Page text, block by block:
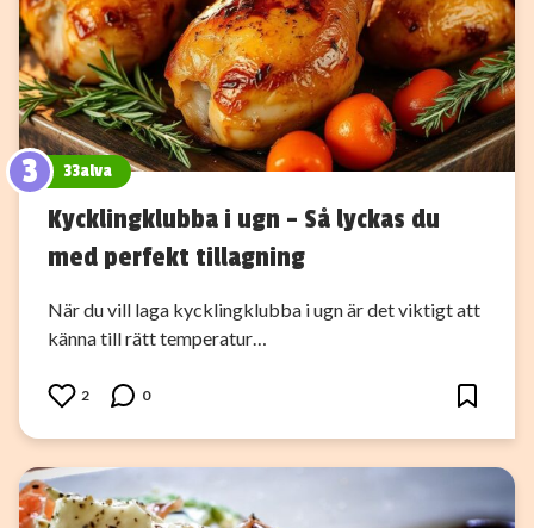
3 33alva
Kycklingklubba i ugn – Så lyckas du
med perfekt tillagning
När du vill laga kycklingklubba i ugn är det viktigt att
känna till rätt temperatur…
2 0